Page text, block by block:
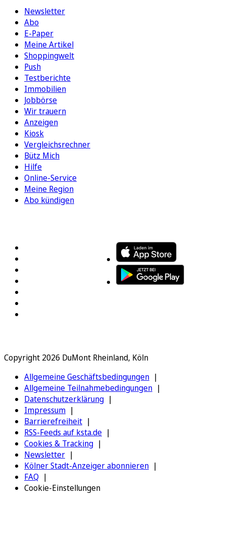
Newsletter
Abo
E-Paper
Meine Artikel
Shoppingwelt
Push
Testberichte
Immobilien
Jobbörse
Wir trauern
Anzeigen
Kiosk
Vergleichsrechner
Bütz Mich
Hilfe
Online-Service
Meine Region
Abo kündigen
Copyright 2026 DuMont Rheinland, Köln
Allgemeine Geschäftsbedingungen
Allgemeine Teilnahmebedingungen
Datenschutzerklärung
Impressum
Barrierefreiheit
RSS-Feeds auf ksta.de
Cookies & Tracking
Newsletter
Kölner Stadt-Anzeiger abonnieren
FAQ
Cookie-Einstellungen